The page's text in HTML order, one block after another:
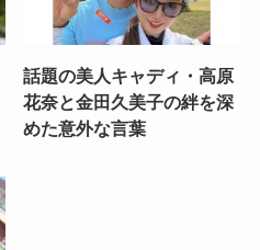
話題の美人キャディ・高原
花奈と金田久美子の絆を深
めた意外な言葉